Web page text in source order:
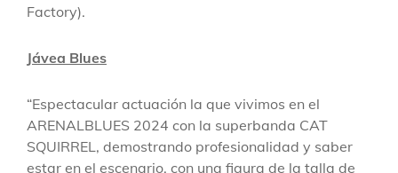
Factory).
Jávea Blues
“Espectacular actuación la que vivimos en el
ARENALBLUES 2024 con la superbanda CAT
SQUIRREL, demostrando profesionalidad y saber
estar en el escenario, con una figura de la talla de